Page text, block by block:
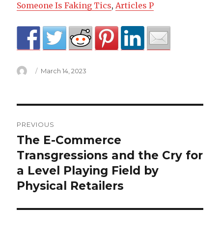
Someone Is Faking Tics,Articles P
Author
Posted
March 14, 2023
chistosos
para
mujeres
PREVIOUS
Previous
post:
The E-Commerce
Transgressions and the Cry for
a Level Playing Field by
Physical Retailers